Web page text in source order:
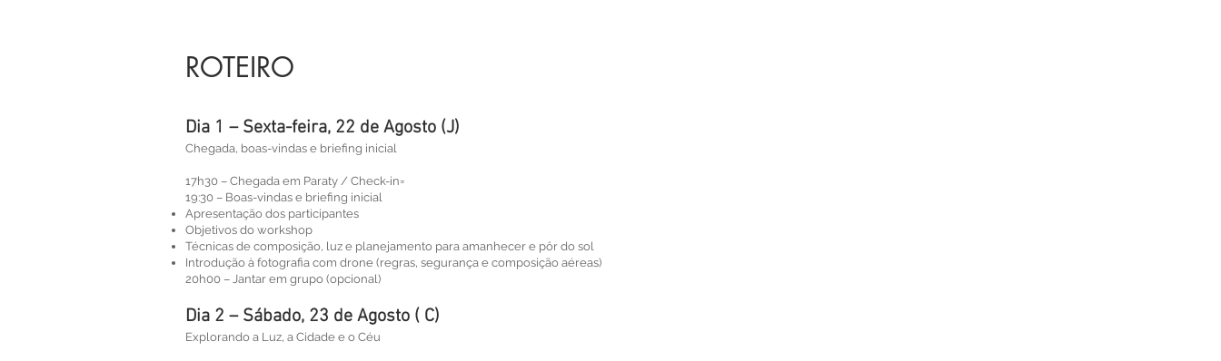
ROTEIRO
Dia 1 – Sexta-feira, 22 de Agosto (J)
Chegada, boas-vindas e briefing inicial
17h30 – Chegada em Paraty / Check-in​=
19:30 – Boas-vindas e briefing inicial
Apresentação dos participantes
Objetivos do workshop
Técnicas de composição, luz e planejamento para amanhecer e pôr do sol
Introdução à fotografia com drone (regras, segurança e composição aéreas)
20h00 – Jantar em grupo (opcional)
Dia 2 – Sábado, 23 de Agosto ( C)
Explorando a Luz, a Cidade e o Céu